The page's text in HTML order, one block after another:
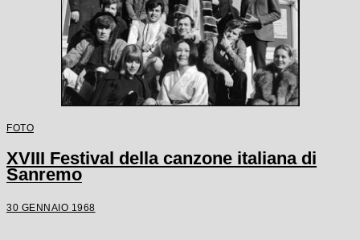
FOTO
XVIII Festival della canzone italiana di
Sanremo
30 GENNAIO 1968